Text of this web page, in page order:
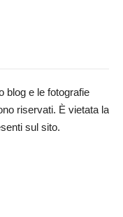
blog e le fotografie
riservati. È vietata la
sul sito.